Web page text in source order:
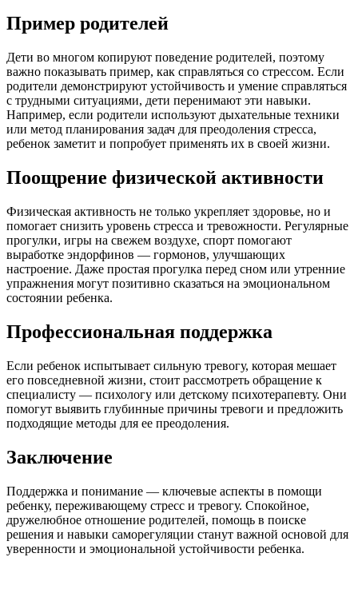
Пример родителей
Дети во многом копируют поведение родителей, поэтому
важно показывать пример, как справляться со стрессом. Если
родители демонстрируют устойчивость и умение справляться
с трудными ситуациями, дети перенимают эти навыки.
Например, если родители используют дыхательные техники
или метод планирования задач для преодоления стресса,
ребенок заметит и попробует применять их в своей жизни.
Поощрение физической активности
Физическая активность не только укрепляет здоровье, но и
помогает снизить уровень стресса и тревожности. Регулярные
прогулки, игры на свежем воздухе, спорт помогают
выработке эндорфинов — гормонов, улучшающих
настроение. Даже простая прогулка перед сном или утренние
упражнения могут позитивно сказаться на эмоциональном
состоянии ребенка.
Профессиональная поддержка
Если ребенок испытывает сильную тревогу, которая мешает
его повседневной жизни, стоит рассмотреть обращение к
специалисту — психологу или детскому психотерапевту. Они
помогут выявить глубинные причины тревоги и предложить
подходящие методы для ее преодоления.
Заключение
Поддержка и понимание — ключевые аспекты в помощи
ребенку, переживающему стресс и тревогу. Спокойное,
дружелюбное отношение родителей, помощь в поиске
решения и навыки саморегуляции станут важной основой для
уверенности и эмоциональной устойчивости ребенка.